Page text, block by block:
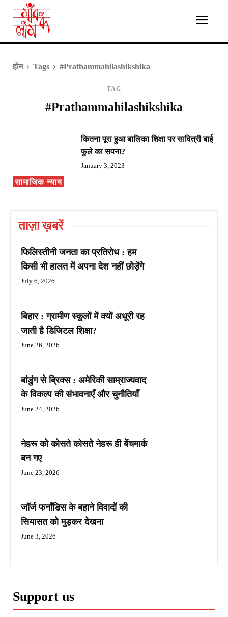
होम Tags #Prathammahilashikshika
TAG
#Prathammahilashikshika
सामाजिक न्याय
कितना पूरा हुआ बालिका शिक्षा पर सावित्री बाई
फुले का सपना?
January 3, 2023
ताज़ा ख़बरें
फिलिस्तीनी जनता का प्रतिरोध : हम
किसी भी हालत में अपना देश नहीं छोड़ेंगे
July 6, 2026
बिहार : ग्रामीण स्कूलों में क्यों अधूरी रह
जाती है डिजिटल शिक्षा?
June 26, 2026
बांडुंग से ब्रिक्स : अमेरिकी साम्राज्यवाद
के विकल्प की संभावनाएँ और चुनौतियाँ
June 24, 2026
नेहरू को कोसते कोसते नेहरू ही बेंचमार्क
बन गए
June 23, 2026
जॉर्ज फर्नांडिस के बहाने विवादों की
सियासत को मुड़कर देखना
June 3, 2026
Support us